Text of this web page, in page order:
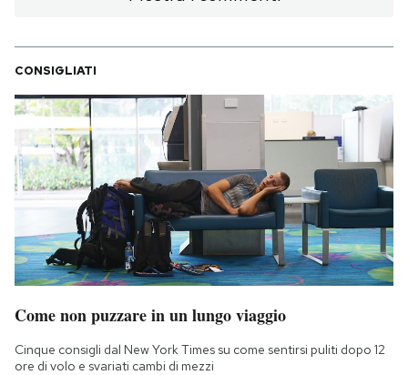
CONSIGLIATI
Come non puzzare in un lungo viaggio
Cinque consigli dal New York Times su come sentirsi puliti dopo 12
ore di volo e svariati cambi di mezzi